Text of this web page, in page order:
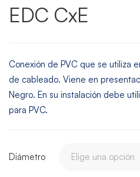
EDC CxE
Conexión de PVC que se utiliza
de cableado. Viene en
Negro. En su instalación debe
para PVC.
Diámetro